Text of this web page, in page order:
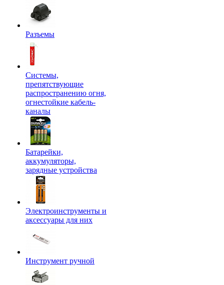
Разъемы
Системы,
препятствующие
распространению огня,
огнестойкие кабель-
каналы
Батарейки,
аккумуляторы,
зарядные устройства
Электроинструменты и
аксессуары для них
Инструмент ручной